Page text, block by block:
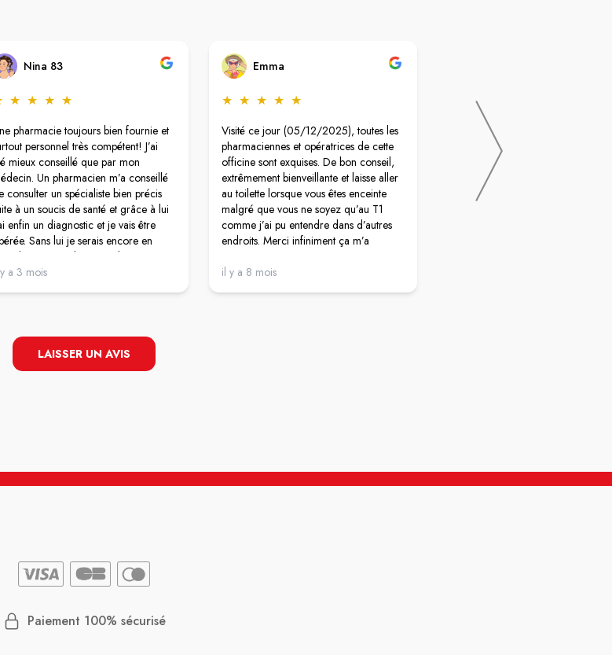
Nina 83
★ ★ ★ ★
pharmacie toujours bien fournie et
personnel très compétent! J’ai
mieux conseillé que par mon
Un pharmacien m’a conseillé
consulter un spécialiste bien précis
à un soucis de santé et grâce à lui
enfin un diagnostic et je vais être
Sans lui je serais encore en
train de chercher la cause de mes
de santé! Merci de votre
cette pharmacie soit un peu loin de
chez moi mais quand je peux (si
médicaments non urgents) je vais chez
a 3 mois
Emma
★ ★ ★ ★ ★
Visité ce jour (05/12/2025), toutes les
pharmaciennes et opératrices de cette
officine sont exquises. De bon conseil,
extrêmement bienveillante et laisse aller
au toilette lorsque vous êtes enceinte
malgré que vous ne soyez qu’au T1
comme j’ai pu entendre dans d’autres
endroits. Merci infiniment ça m’a
il y a 8 mois
★
Impressionnant ! La Grande
Saint-Jean à Toulon, c’est un espace
immense, parfaitement agencé et
un grand choix de produits, les
sont bien organisés et on s’y repère
LAISSER UN AVIS
Paiement 100% sécurisé